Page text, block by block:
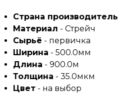
Страна производитель
Материал - Стрейч
Сырьё - первичка
Ширина - 500.0мм
Длина - 900.0м
Толщина - 35.0мкм
Цвет - на выбор